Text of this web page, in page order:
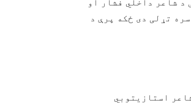
روان سره تړلی دی ځکه پرې د
استازیتوبي